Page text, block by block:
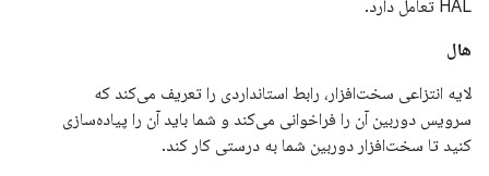
HAL تعامل دارد.
هال
لایه انتزاعی سخت‌افزار، رابط استانداردی را تعریف می‌کند که
سرویس دوربین آن را فراخوانی می‌کند و شما باید آن را پیاده‌سازی
کنید تا سخت‌افزار دوربین شما به درستی کار کند.